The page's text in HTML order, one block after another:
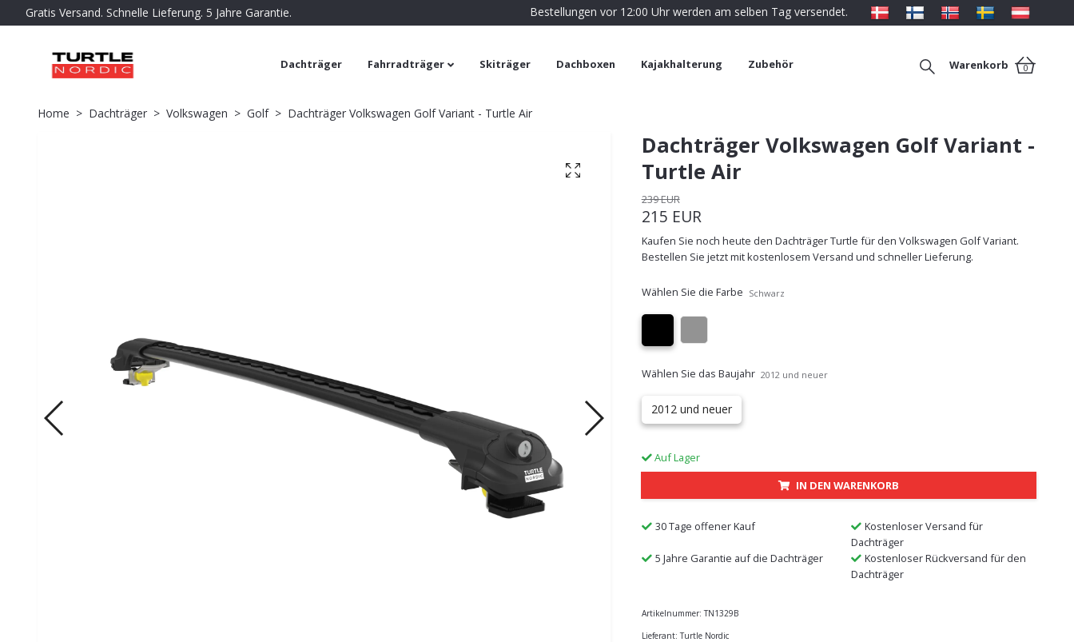
Gratis Versand. Schnelle Lieferung. 5 Jahre Garantie. Bestellungen vor 12:00 Uhr werden am selben Tag versendet.
Dachträger Fahrradträger Skiträger Dachboxen Kajakhalterung Zubehör Warenkorb 0
Home Dachträger Volkswagen Golf Dachträger Volkswagen Golf Variant - Turtle Air
Dachträger Volkswagen Golf Variant -
Turtle Air
239 EUR
215 EUR
Kaufen Sie noch heute den Dachträger Turtle für den Volkswagen Golf Variant.
Bestellen Sie jetzt mit kostenlosem Versand und schneller Lieferung.
Wählen Sie die Farbe Schwarz
Wählen Sie das Baujahr 2012 und neuer
2012 und neuer
Auf Lager
IN DEN WARENKORB
30 Tage offener Kauf
Kostenloser Versand für
Dachträger
5 Jahre Garantie auf die Dachträger
Kostenloser Rückversand für den
Dachträger
Artikelnummer: TN1329B
Lieferant: Turtle Nordic